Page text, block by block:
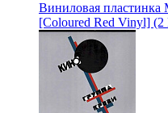
Виниловая пластинка
[Coloured Red Vinyl] (2